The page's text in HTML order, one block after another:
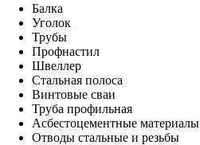
Балка
Уголок
Трубы
Профнастил
Швеллер
Стальная полоса
Винтовые сваи
Труба профильная
Асбестоцементные материалы
Отводы стальные и резьбы